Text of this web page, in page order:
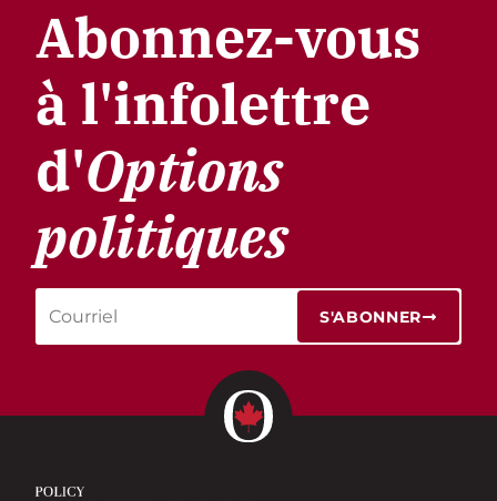
Abonnez-vous
à l'infolettre
d'Options
politiques
S'ABONNER